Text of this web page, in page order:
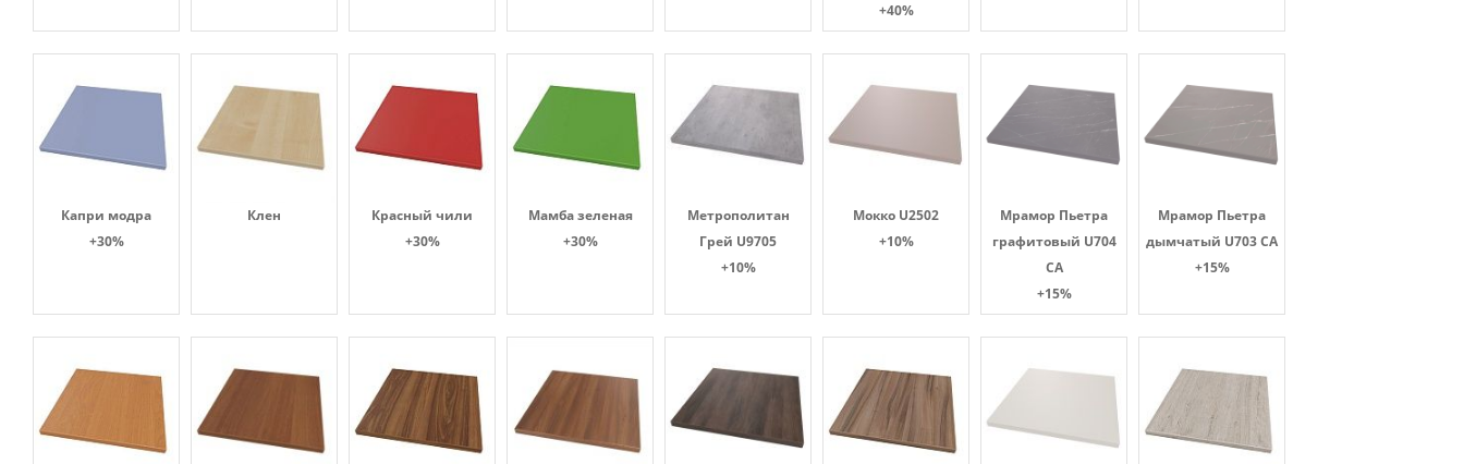
+40%
Капри модра
+30%
Клен
Красный чили
+30%
Мамба зеленая
+30%
Метрополитан
Грей U9705
+10%
Мокко U2502
+10%
Мрамор Пьетра
графитовый U704
CA
+15%
Мрамор Пьетра
дымчатый U703 CA
+15%